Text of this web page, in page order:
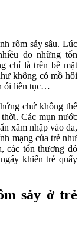
rôm sảy sâu. Lúc
do những tổn
chỉ là trên bề mặt
không có mồ hôi
ói liên tục…
chứ không thể
Các mụn nước
xâm nhập vào da,
mạng của trẻ như
các tổn thương đó
khiến trẻ quấy
sảy ở trẻ